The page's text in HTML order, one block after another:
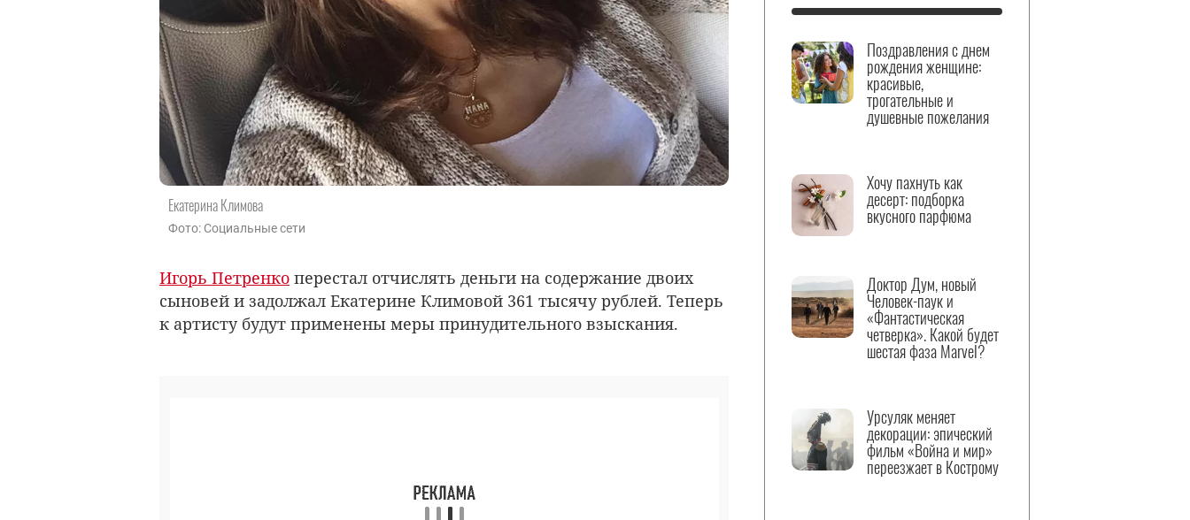
Екатерина Климова
Фото: Социальные сети
Игорь Петренко перестал отчислять деньги на содержание двоих
сыновей и задолжал Екатерине Климовой 361 тысячу рублей. Теперь
к артисту будут применены меры принудительного взыскания.
Поздравления с днем
рождения женщине:
красивые,
трогательные и
душевные пожелания
Хочу пахнуть как
десерт: подборка
вкусного парфюма
Доктор Дум, новый
Человек-паук и
«Фантастическая
четверка». Какой будет
шестая фаза Marvel?
Урсуляк меняет
декорации: эпический
фильм «Война и мир»
переезжает в Кострому